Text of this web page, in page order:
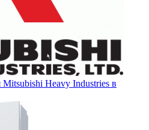
Heavy Industries в